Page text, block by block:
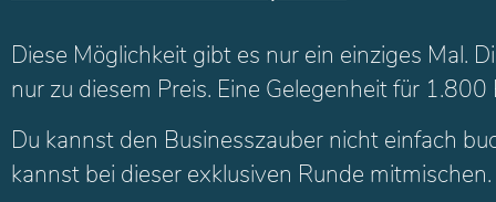
Diese Möglichkeit gibt es nur ein einziges Mal.
nur zu diesem Preis. Eine Gelegenheit für
Du kannst den Businesszauber nicht einfach
kannst bei dieser exklusiven Runde mitmischen.